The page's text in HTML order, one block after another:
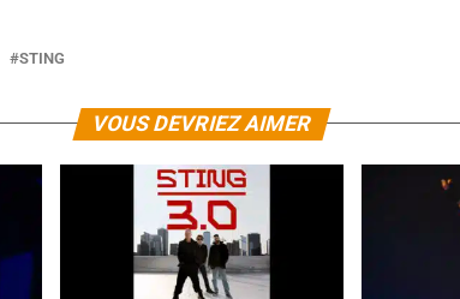
STING
VOUS DEVRIEZ AIMER